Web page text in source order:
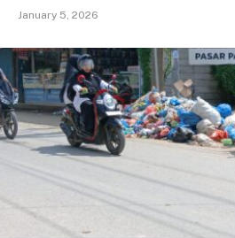
January 5, 2026